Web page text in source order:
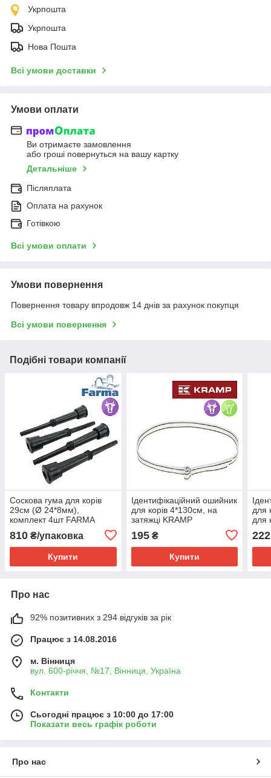
Укрпошта
Укрпошта
Нова Пошта
Всі умови доставки
Умови оплати
Ви отримаєте замовлення
або гроші повернуться на вашу картку
Детальніше
Післяплата
Оплата на рахунок
Готівкою
Всі умови оплати
Умови повернення
Повернення товару впродовж 14 днів за рахунок покупця
Всі умови повернення
Подібні товари компанії
Соскова гума для корів
29см (Ø 24*8мм),
комплект 4шт FARMA
810 ₴/упаковка
Купити
Ідентифікаційний ошийник
для корів 4*130см, на
затяжці KRAMP
195₴
Купити
для
для
Про нас
92% позитивних з 294 відгуків за рік
Працює з 14.08.2016
м. Вінниця
вул. 600-річчя, №17, Вінниця, Україна
Контакти
Сьогодні працює з 10:00 до 17:00
Показати весь графік роботи
Про нас